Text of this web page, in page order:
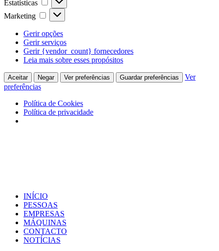
Estatísticas
Marketing Marketing
Gerir opções
Gerir serviços
Gerir {vendor_count} fornecedores
Leia mais sobre esses propósitos
Aceitar Negar Ver preferências Guardar preferências
Ver
preferências
Política de Cookies
Política de privacidade
INÍCIO
PESSOAS
EMPRESAS
MÁQUINAS
CONTACTO
NOTÍCIAS